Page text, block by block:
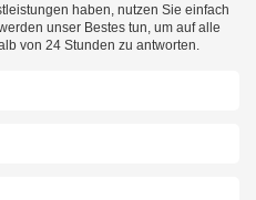
haben, nutzen Sie einfach
unser Bestes tun, um auf alle
von 24 Stunden zu antworten.